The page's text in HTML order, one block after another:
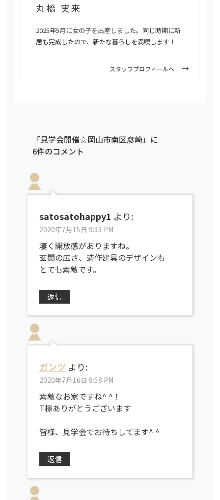
丸橋 実来
2025年5月に女の子を出産しました。同じ時期に新
居も完成したので、新たな暮らしを満喫します！
スタッフプロフィールへ
「見学会開催☆岡山市南区彦崎」に
6件のコメント
satosatohappy1 より:
2020年7月15日 9:33 PM
凄く開放感がありますね。
玄関の広さ、造作建具のデザインも
とても素敵です。
返信
ガンツ より:
2020年7月16日 9:58 PM
素敵なお家ですね^ ^！
T様ありがとうございます
皆様、見学会でお待ちしてます^ ^
返信